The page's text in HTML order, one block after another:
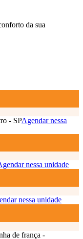
da sua
- SPAgendar nessa
nessa unidade
nessa unidade
de frança -